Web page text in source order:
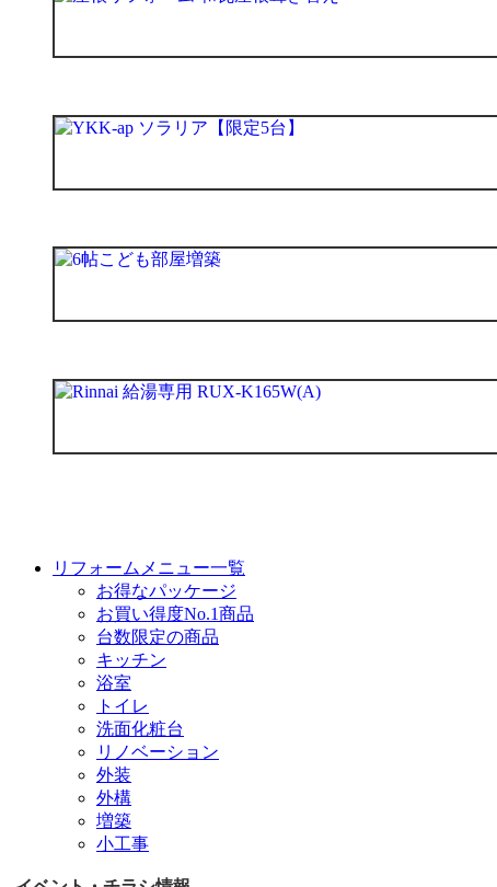
リフォームメニュー一覧
お得なパッケージ
お買い得度No.1商品
台数限定の商品
キッチン
浴室
トイレ
洗面化粧台
リノベーション
外装
外構
増築
小工事